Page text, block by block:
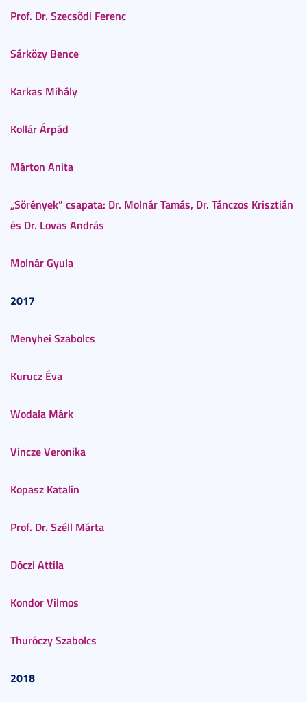
Prof. Dr. Szecsődi Ferenc
Sárközy Bence
Karkas Mihály
Kollár Árpád
Márton Anita
„Sörények” csapata: Dr. Molnár Tamás, Dr. Tánczos Krisztián
és Dr. Lovas András
Molnár Gyula
2017
Menyhei Szabolcs
Kurucz Éva
Wodala Márk
Vincze Veronika
Kopasz Katalin
Prof. Dr. Széll Márta
Dóczi Attila
Kondor Vilmos
Thuróczy Szabolcs
2018